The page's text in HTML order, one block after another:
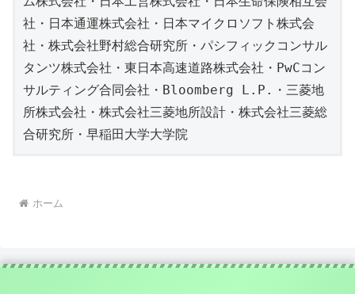
社・日本通運株式会社・日本マイクロソフト株式会
社・株式会社野村総合研究所・パシフィックコンサル
タンツ株式会社・東日本高速道路株式会社・PwCコン
サルティング合同会社・Bloomberg L.P.・三菱地
所株式会社・株式会社三菱地所設計・株式会社三菱総
合研究所・早稲田大学大学院
ホーム